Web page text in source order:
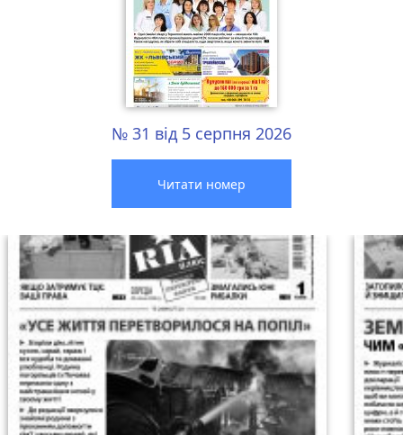
№ 31 від 5 серпня 2026
Читати номер